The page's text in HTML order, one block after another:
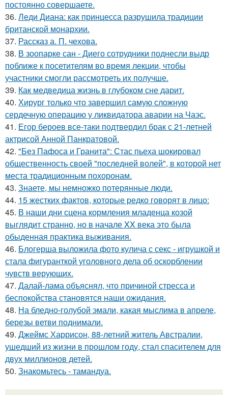
постоянно совершаете.
36. Леди Диана: как принцесса разрушила традиции
британской монархии.
37. Рассказ а. П. чехова.
38. В зоопарке сан - Диего сотрудники поднесли выдр
поближе к посетителям во время лекции, чтобы
участники смогли рассмотреть их получше.
39. Как медведица жизнь в глубоком сне дарит.
40. Хирург только что завершил самую сложную
сердечную операцию у ликвидатора аварии на Чаэс.
41. Егор бероев все-таки подтвердил брак с 21-летней
актрисой Анной Панкратовой.
42. "Без Пафоса и Гранита": Стас пьеха шокировал
общественность своей "последней волей", в которой нет
места традиционным похоронам.
43. Знаете, мы немножко потерянные люди.
44. 15 жестких фактов, которые редко говорят в лицо:
45. В наши дни сцена кормления младенца козой
выглядит странно, но в начале XX века это была
обыденная практика выживания.
46. Блогерша выложила фото кулича с секс - игрушкой и
стала фигуранткой уголовного дела об оскорблении
чувств верующих.
47. Далай-лама объяснял, что причиной стресса и
беспокойства становятся наши ожидания.
48. На бледно-голубой эмали, какая мыслима в апреле,
березы ветви поднимали.
49. Джеймс Харрисон, 88-летний житель Австралии,
ушедший из жизни в прошлом году, стал спасителем для
двух миллионов детей.
50. Знакомьтесь - тамандуа.